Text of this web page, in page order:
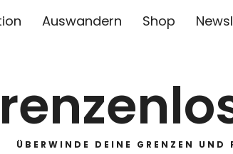
Auswandern Shop
ÜBERWINDE DEINE GRENZEN UND